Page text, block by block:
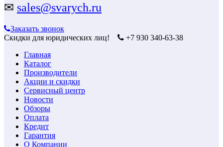
✉ sales@svarych.ru
Заказать звонок
Скидки для юридических лиц!
+7 930 340-63-38
Главная
Каталог
Производители
Акции и скидки
Сервисный центр
Новости
Обзоры
Оплата
Кредит
Гарантия
О Компании